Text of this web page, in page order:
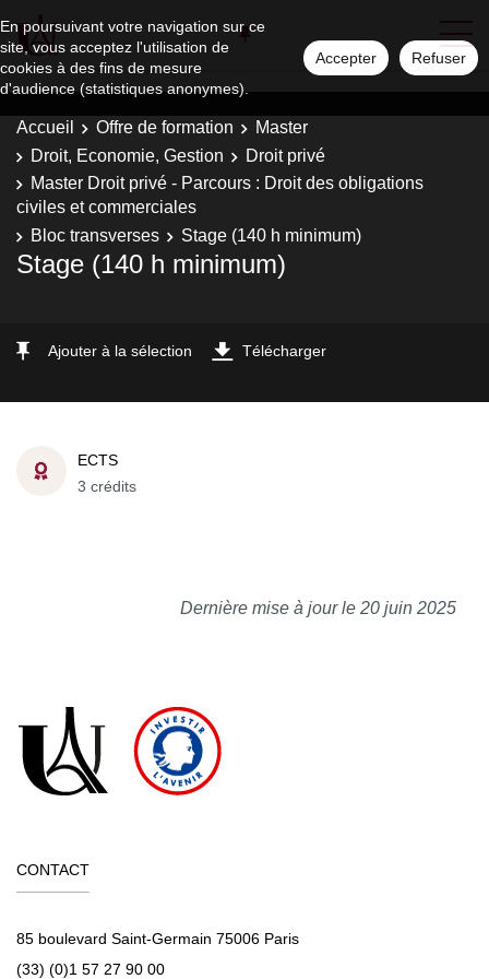
En poursuivant votre navigation sur ce
site, vous acceptez l'utilisation de
cookies à des fins de mesure
d'audience (statistiques anonymes).
Accepter Refuser
Accueil Offre de formation
Master
Droit, Economie, Gestion
Droit privé
Master Droit privé - Parcours : Droit des obligations
civiles et commerciales
Bloc transverses
Stage (140 h minimum)
Stage (140 h minimum)
Ajouter à la sélection Télécharger
ECTS
3 crédits
Dernière mise à jour le 20 juin 2025
CONTACT
85 boulevard Saint-Germain 75006 Paris
(33) (0)1 57 27 90 00